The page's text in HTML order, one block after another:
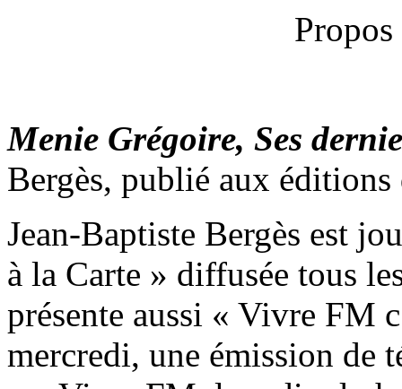
Menie Grégoire, Ses
Bergès, publié aux éditions
Jean-Baptiste Bergès est
à la Carte » diffusée tous
présente aussi « Vivre FM
mercredi, une émission de